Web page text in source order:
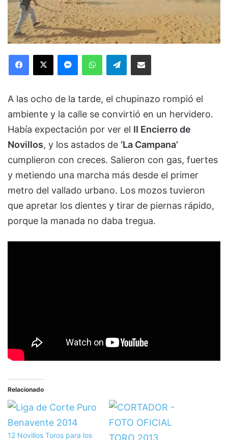
Facebook
X MessengerWhatsAppTelegramCompartir via Email
A las ocho de la tarde, el chupinazo rompió el
ambiente y la calle se convirtió en un hervidero.
Había expectación por ver el II Encierro de
Novillos, y los astados de ‘La Campana’
cumplieron con creces. Salieron con gas, fuertes
y metiendo una marcha más desde el primer
metro del vallado urbano. Los mozos tuvieron
que apretar los dientes y tirar de piernas rápido,
porque la manada no daba tregua.
Relacionado
12 Novillos Toros para los